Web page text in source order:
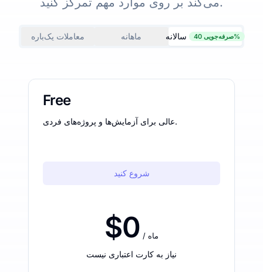
معاملات یک‌باره ماهانه سالانه صرفه‌جویی 40%
Free
عالی برای آزمایش‌ها و پروژه‌های فردی.
شروع کنید
$0 / ماه
نیاز به کارت اعتباری نیست